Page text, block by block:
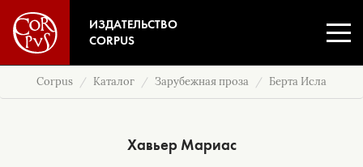
ИЗДАТЕЛЬСТВО
CORPUS
Corpus Каталог Зарубежная проза Берта Исла
Хавьер Мариас